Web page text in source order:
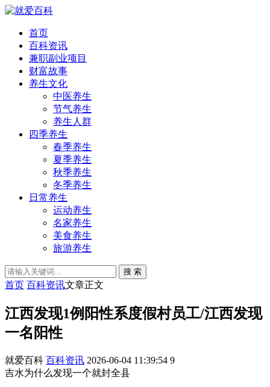
首页
百科资讯
兼职副业项目
财富故事
养生文化
中医养生
节气养生
养生人群
四季养生
春季养生
夏季养生
秋季养生
冬季养生
日常养生
运动养生
名家养生
美食养生
旅游养生
搜 索
首页 百科资讯文章正文
江西发现1例阳性系度假村员工/江西发现
一名阳性
就爱百科 百科资讯 2026-06-04 11:39:54 9
吉水为什么发现一个就封全县